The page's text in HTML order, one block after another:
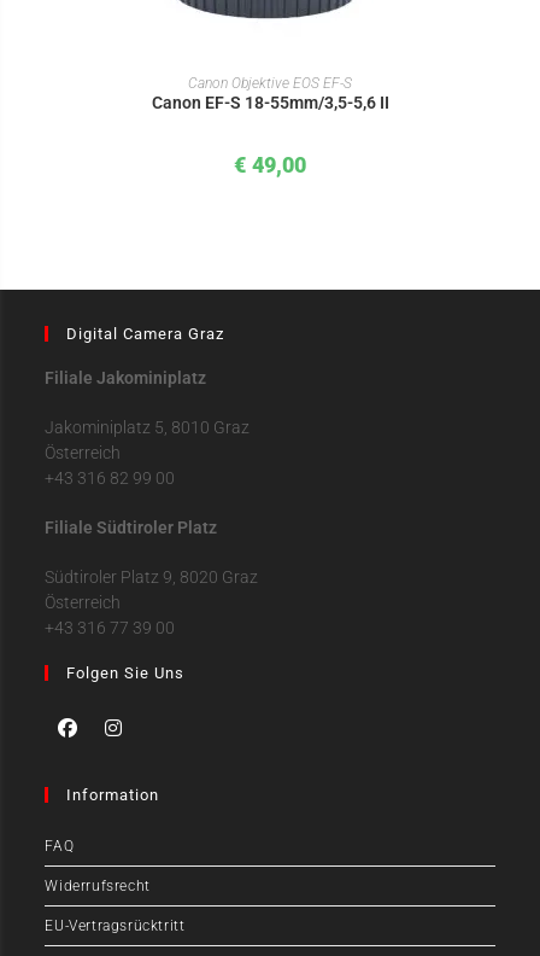
IN DEN WARENKORB
Canon Objektive EOS EF-S
Canon EF-S 18-55mm/3,5-5,6 II
€ 49,00
Digital Camera Graz
Filiale Jakominiplatz
Jakominiplatz 5, 8010 Graz
Österreich
+43 316 82 99 00
Filiale Südtiroler Platz
Südtiroler Platz 9, 8020 Graz
Österreich
+43 316 77 39 00
Folgen Sie Uns
Information
FAQ
Widerrufsrecht
EU-Vertragsrücktritt